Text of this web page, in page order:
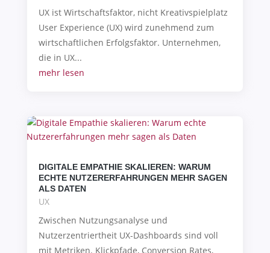
UX ist Wirtschaftsfaktor, nicht Kreativspielplatz
User Experience (UX) wird zunehmend zum
wirtschaftlichen Erfolgsfaktor. Unternehmen,
die in UX...
mehr lesen
DIGITALE EMPATHIE SKALIEREN: WARUM
ECHTE NUTZERERFAHRUNGEN MEHR SAGEN
ALS DATEN
UX
Zwischen Nutzungsanalyse und
Nutzerzentriertheit UX-Dashboards sind voll
mit Metriken. Klickpfade, Conversion Rates,